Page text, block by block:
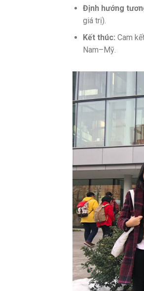
Định hướng
giá trị).
Kết thúc: Cam
Nam–Mỹ.